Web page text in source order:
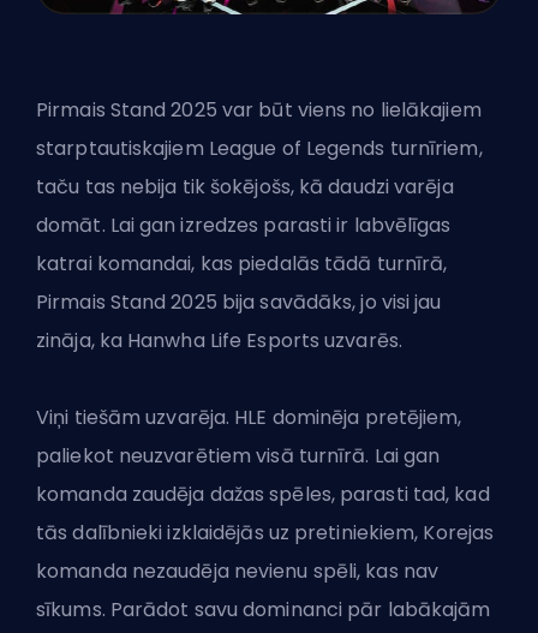
Pirmais Stand 2025 var būt viens no lielākajiem
starptautiskajiem League of Legends turnīriem,
taču tas nebija tik šokējošs, kā daudzi varēja
domāt. Lai gan izredzes parasti ir labvēlīgas
katrai komandai, kas piedalās tādā turnīrā,
Pirmais Stand 2025 bija savādāks, jo visi jau
zināja, ka Hanwha Life Esports uzvarēs.
Viņi tiešām uzvarēja. HLE dominēja pretējiem,
paliekot neuzvarētiem visā turnīrā. Lai gan
komanda zaudēja dažas spēles, parasti tad, kad
tās dalībnieki izklaidējās uz pretiniekiem, Korejas
komanda nezaudēja nevienu spēli, kas nav
sīkums. Parādot savu dominanci pār labākajām